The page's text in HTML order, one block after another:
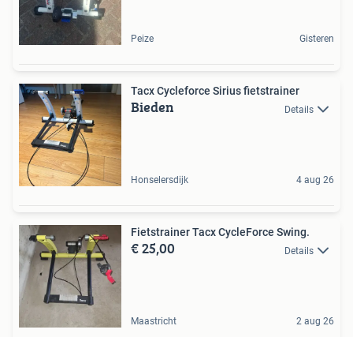
Peize Gisteren
Tacx Cycleforce Sirius fietstrainer
Bieden Details
Honselersdijk 4 aug 26
Fietstrainer Tacx CycleForce Swing.
€ 25,00 Details
Maastricht 2 aug 26